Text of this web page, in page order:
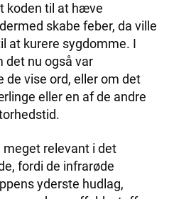
koden til at hæve
skabe feber, da ville
at kurere sygdomme. I
det nu også var
de vise ord, eller om det
eller en af de andre
relevant i det
fordi de infrarøde
yderste hudlag,